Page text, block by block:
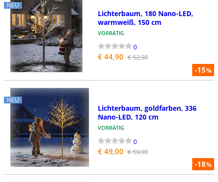
NEU
-15%
Lichterbaum, 180 Nano-LED,
warmweiß, 150 cm
VORRÄTIG
0
€ 44,90 € 52,90
NEU
-18%
Lichterbaum, goldfarben, 336
Nano-LED, 120 cm
VORRÄTIG
0
€ 49,00 € 59,90